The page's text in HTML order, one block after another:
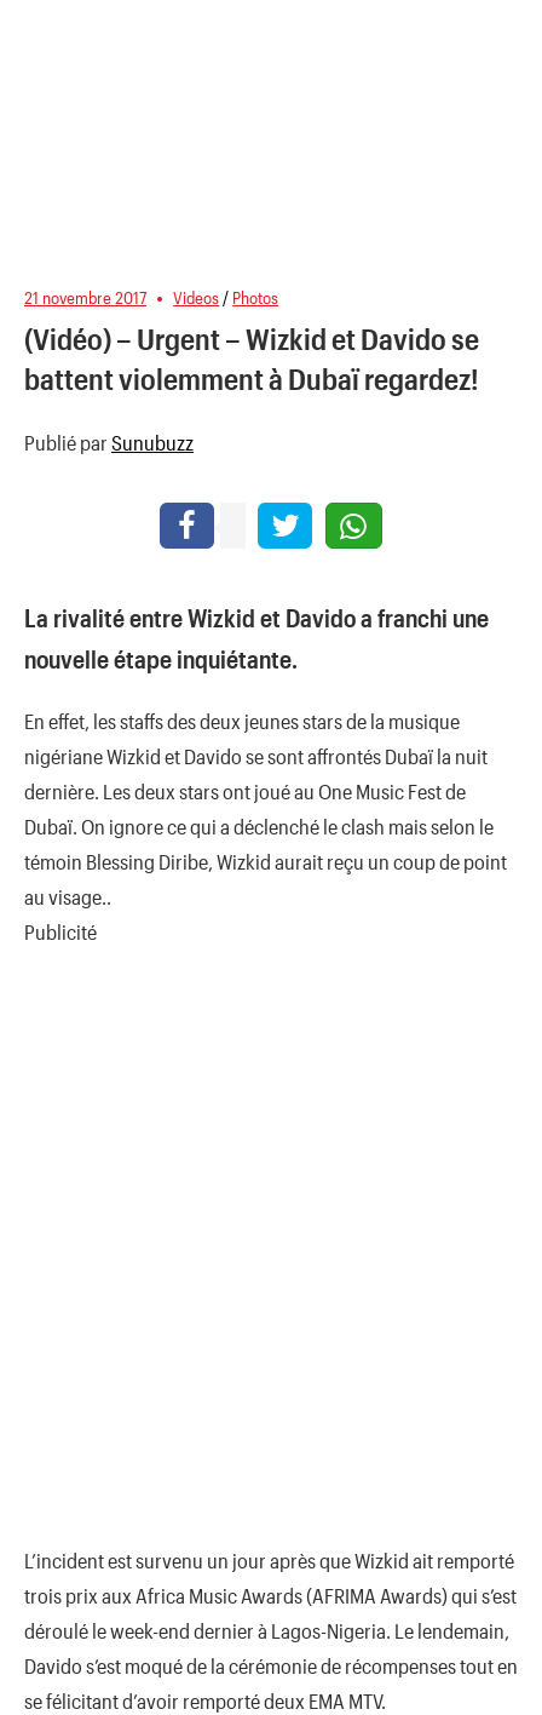
21 novembre 2017 Videos / Photos
(Vidéo) – Urgent – Wizkid et Davido se
battent violemment à Dubaï regardez!
Publié par Sunubuzz
La rivalité entre Wizkid et Davido a franchi une
nouvelle étape inquiétante.
En effet, les staffs des deux jeunes stars de la musique
nigériane Wizkid et Davido se sont affrontés Dubaï la nuit
dernière. Les deux stars ont joué au One Music Fest de
Dubaï. On ignore ce qui a déclenché le clash mais selon le
témoin Blessing Diribe, Wizkid aurait reçu un coup de point
au visage..
Publicité
L’incident est survenu un jour après que Wizkid ait remporté
trois prix aux Africa Music Awards (AFRIMA Awards) qui s’est
déroulé le week-end dernier à Lagos-Nigeria. Le lendemain,
Davido s’est moqué de la cérémonie de récompenses tout en
se félicitant d’avoir remporté deux EMA MTV.